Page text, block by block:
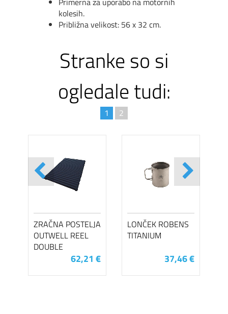
kolesih.
Približna velikost: 56 x 32 cm.
Stranke so si
ogledale tudi:
1 2
ZRAČNA POSTELJA
OUTWELL REEL
DOUBLE
62,21 €
LONČEK ROBENS
TITANIUM
37,46 €